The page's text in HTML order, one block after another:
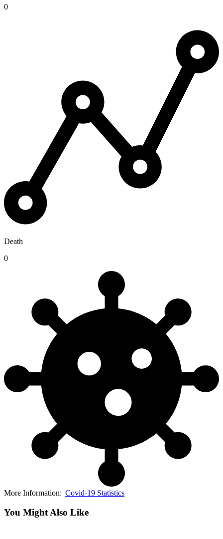
0
Death
0
More Information: Covid-19 Statistics
You Might Also Like